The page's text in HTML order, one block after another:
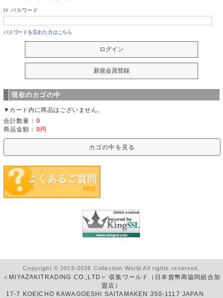
パスワード
パスワードを忘れた方はこちら
現在のカゴの中
▼カート内に商品はございません。
合計数量： 0
商品金額： 0円
カゴの中を見る
Copyright © 2015-2026 Collection World All rights reserved.
＜MIYAZAKITRADING CO.,LTD＞ 収集ワールド（日本貨幣商協同組合加
盟店）
17-7 KOEICHO KAWAGOESHI SAITAMAKEN 350-1117 JAPAN